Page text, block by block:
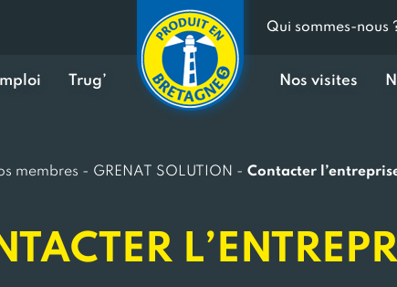
Qui sommes-nous
Trug’ Nos visites
membres - GRENAT SOLUTION - Contacter